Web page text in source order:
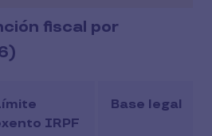
fiscal por
IRPF
Base legal